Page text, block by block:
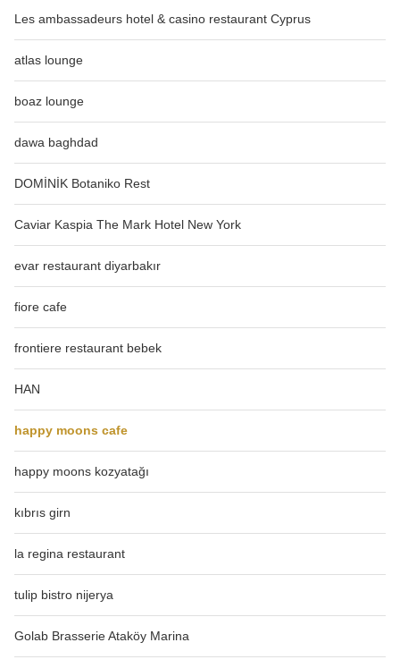
Les ambassadeurs hotel & casino restaurant Cyprus
atlas lounge
boaz lounge
dawa baghdad
DOMİNİK Botaniko Rest
Caviar Kaspia The Mark Hotel New York
evar restaurant diyarbakır
fiore cafe
frontiere restaurant bebek
HAN
happy moons cafe
happy moons kozyatağı
kıbrıs girn
la regina restaurant
tulip bistro nijerya
Golab Brasserie Ataköy Marina